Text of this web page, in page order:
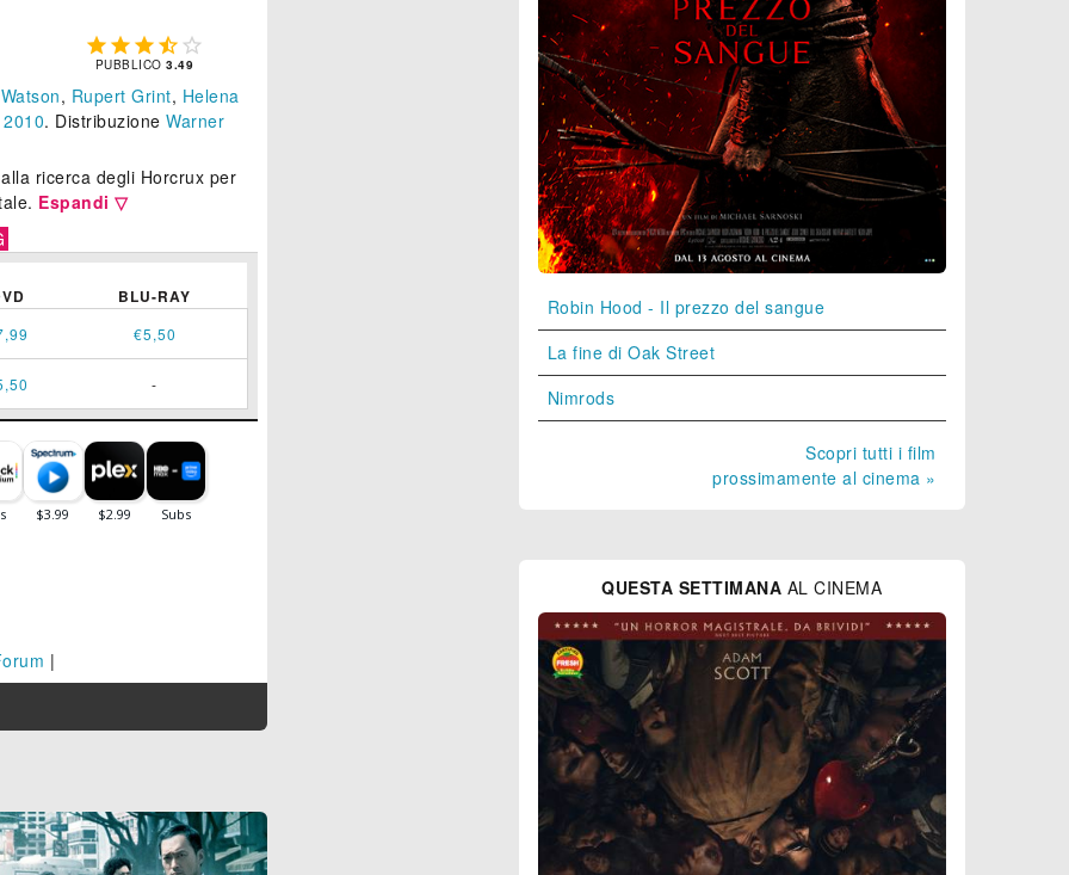
    
PUBBLICO3.49
, Rupert Grint, Helena
. Distribuzione Warner
ricerca degli Horcrux per
Espandi ▽
BLU-RAY
€5,50
-
|
Robin Hood - Il prezzo del sangue
La fine di Oak Street
Nimrods
Scopri tutti i film
prossimamente al cinema »
QUESTA SETTIMANA AL CINEMA